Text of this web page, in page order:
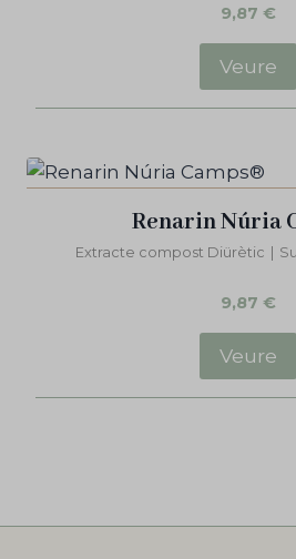
9,87 €
Veure
Renarin Núria
Extracte compost Diürètic
9,87 €
Veure